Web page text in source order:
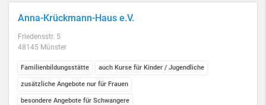
Anna-Krückmann-Haus e.V.
Friedensstr. 5
48145 Münster
Familienbildungsstätte auch Kurse für Kinder / Jugendliche
zusätzliche Angebote nur für Frauen
besondere Angebote für Schwangere